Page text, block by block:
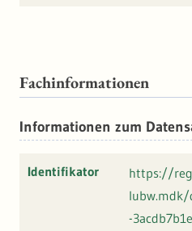
Fachinformationen
Informationen zum
Identifikator
https://
lubw.mdk/
-